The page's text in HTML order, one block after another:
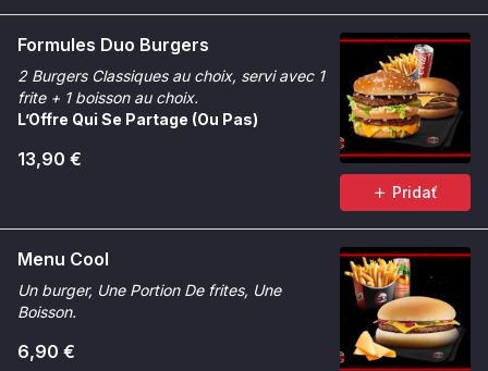
poulet Tinger bien croustillant,
croquante, oignons rouges, rondelles
de tomate, sauce Chicken Max &
sauce Tinger.
Formules Duo Burgers
2 Burgers Classiques au choix, servi avec 1
frite + 1 boisson au choix.
L’Offre Qui Se Partage (Ou Pas)
13,90 €
Pridať
Menu Cool
Un burger, Une Portion De frites, Une
Boisson.
6,90 €